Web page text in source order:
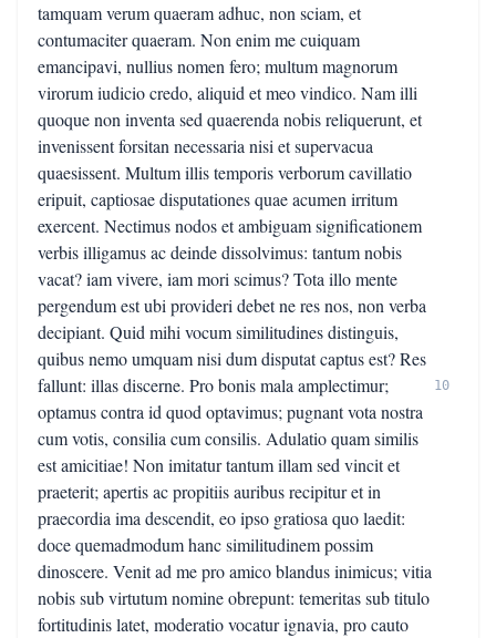
tamquam verum quaeram adhuc, non sciam, et
contumaciter quaeram. Non enim me cuiquam
emancipavi, nullius nomen fero; multum magnorum
virorum iudicio credo, aliquid et meo vindico. Nam illi
quoque non inventa sed quaerenda nobis reliquerunt, et
invenissent forsitan necessaria nisi et supervacua
quaesissent. Multum illis temporis verborum cavillatio
eripuit, captiosae disputationes quae acumen irritum
exercent. Nectimus nodos et ambiguam significationem
verbis illigamus ac deinde dissolvimus: tantum nobis
vacat? iam vivere, iam mori scimus? Tota illo mente
pergendum est ubi provideri debet ne res nos, non verba
decipiant. Quid mihi vocum similitudines distinguis,
quibus nemo umquam nisi dum disputat captus est? Res
fallunt: illas discerne. Pro bonis mala amplectimur;
optamus contra id quod optavimus; pugnant vota nostra
cum votis, consilia cum consilis. Adulatio quam similis
est amicitiae! Non imitatur tantum illam sed vincit et
praeterit; apertis ac propitiis auribus recipitur et in
praecordia ima descendit, eo ipso gratiosa quo laedit:
doce quemadmodum hanc similitudinem possim
dinoscere. Venit ad me pro amico blandus inimicus; vitia
nobis sub virtutum nomine obrepunt: temeritas sub titulo
fortitudinis latet, moderatio vocatur ignavia, pro cauto
10